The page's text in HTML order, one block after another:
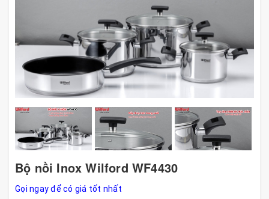
Bộ nồi Inox Wilford WF4430
Gọi ngay để có giá tốt nhất